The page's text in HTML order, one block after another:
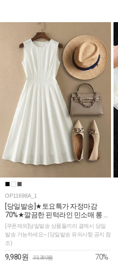
OP11698A_1
[당일발송]★토요특가 자정마감
70%★깔끔한 핀턱라인 민소매 롱 원
피스
[쿠폰제외]당일발송 상품들끼리 결제시 당일
발송 가능하세요~ (당일발송 유의사항 공지 참
조)
9,980원 33,380원 70%